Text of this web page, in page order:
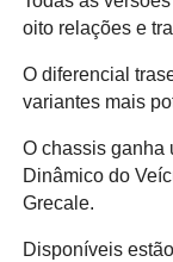
oito relações e
O diferencial
variantes mais
O chassis ganha
Dinâmico do
Grecale.
Disponíveis